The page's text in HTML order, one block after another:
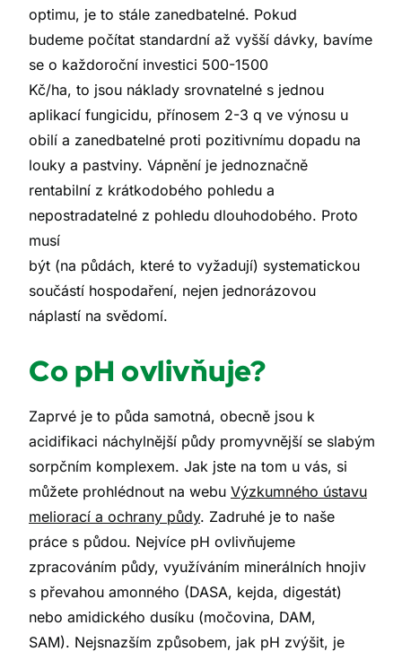
optimu, je to stále zanedbatelné. Pokud
budeme počítat standardní až vyšší dávky, bavíme
se o každoroční investici 500-1500
Kč/ha, to jsou náklady srovnatelné s jednou
aplikací fungicidu, přínosem 2-3 q ve výnosu u
obilí a zanedbatelné proti pozitivnímu dopadu na
louky a pastviny. Vápnění je jednoznačně
rentabilní z krátkodobého pohledu a
nepostradatelné z pohledu dlouhodobého. Proto
musí
být (na půdách, které to vyžadují) systematickou
součástí hospodaření, nejen jednorázovou
náplastí na svědomí.
Co pH ovlivňuje?
Zaprvé je to půda samotná, obecně jsou k
acidifikaci náchylnější půdy promyvnější se slabým
sorpčním komplexem. Jak jste na tom u vás, si
můžete prohlédnout na webu Výzkumného ústavu
meliorací a ochrany půdy. Zadruhé je to naše
práce s půdou. Nejvíce pH ovlivňujeme
zpracováním půdy, využíváním minerálních hnojiv
s převahou amonného (DASA, kejda, digestát)
nebo amidického dusíku (močovina, DAM,
SAM). Nejsnazším způsobem, jak pH zvýšit, je